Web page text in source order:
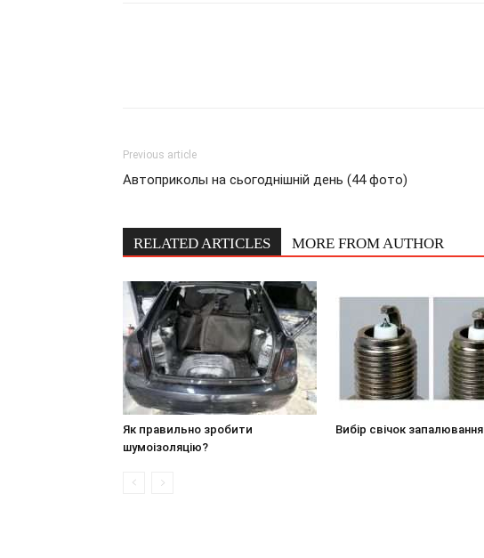
Previous article
Автоприколы на сьогоднішній день (44 фото)
RELATED ARTICLES MORE FROM AUTHOR
Як правильно зробити
шумоізоляцію?
Вибір свічок запалювання